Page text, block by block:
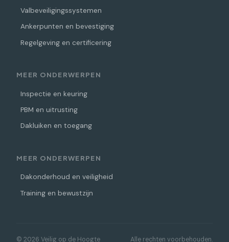
Valbeveiligingssystemen
Ankerpunten en bevestiging
Regelgeving en certificering
MEER ONDERWERPEN
Inspectie en keuring
PBM en uitrusting
Dakluiken en toegang
MEER ONDERWERPEN
Dakonderhoud en veiligheid
Training en bewustzijn
© 2026 Veilig op de Hoogte Alle rechten voorbehouden.